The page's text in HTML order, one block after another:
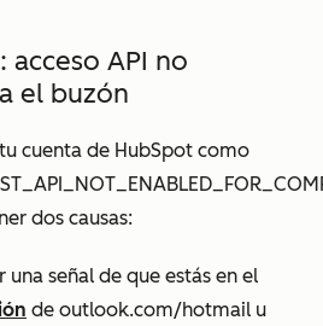
API no
el buzón
cuenta de HubSpot como
dos causas:
una señal de que estás en el
de outlook.com/hotmail u